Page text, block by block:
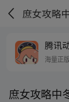
腾讯
海量正
庶女攻略中